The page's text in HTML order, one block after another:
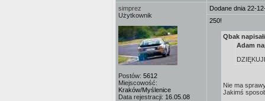
simprez
Użytkownik
Postów: 5612
Miejscowość:
Kraków/Myślenice
Data rejestracji: 16.05.08
Dodane dnia 22-
250!
Qbak
Adam
Nie ma
Jakimś